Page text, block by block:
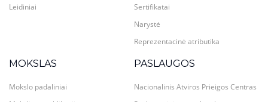
Leidiniai
Sertifikatai
Narystė
Reprezentacinė atributika
MOKSLAS
Mokslo padaliniai
PASLAUGOS
Nacionalinis Atviros Prieigos Centras